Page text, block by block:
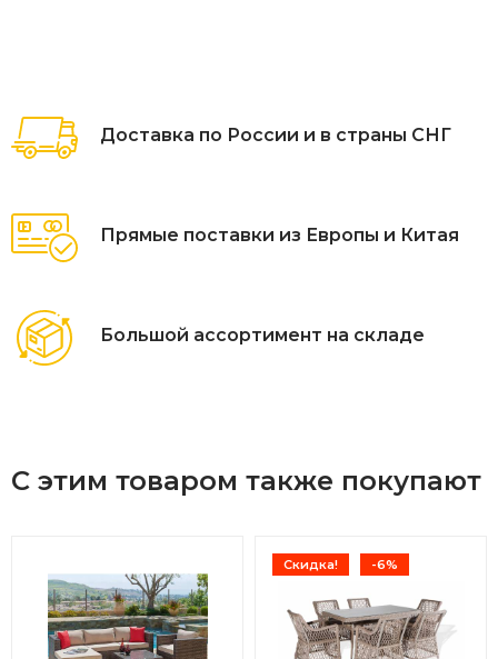
Доставка по России и в страны СНГ
Прямые поставки из Европы и Китая
Большой ассортимент на складе
С этим товаром также покупают
Скидка! -6%